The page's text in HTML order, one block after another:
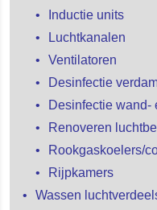
Inductie units
Luchtkanalen
Ventilatoren
Desinfectie
Desinfectie wand-
Renoveren
Rookgaskoelers/
Rijpkamers
Wassen